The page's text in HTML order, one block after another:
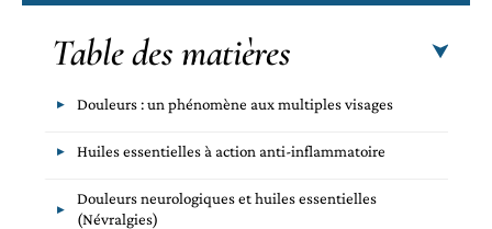
Table des matières
Douleurs : un phénomène aux multiples visages
Huiles essentielles à action anti-inflammatoire
Douleurs neurologiques et huiles essentielles
(Névralgies)